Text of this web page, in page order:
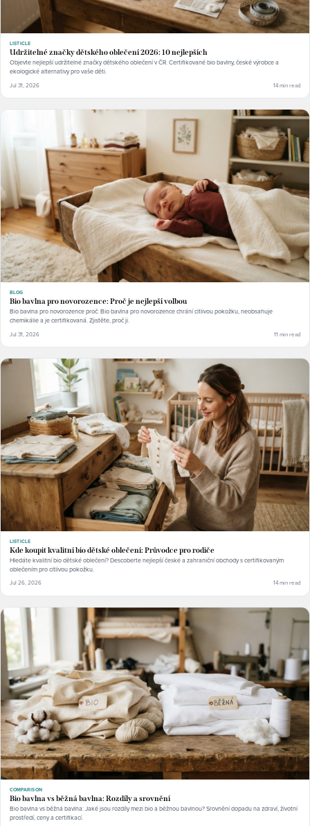
LISTICLE
Udržitelné značky dětského oblečení 2026: 10 nejlepších
Objevte nejlepší udržitelné značky dětského oblečení v ČR. Certifikované bio bavlny, české výrobce a
ekologické alternativy pro vaše děti.
Jul 31, 2026 14 min read
BLOG
Bio bavlna pro novorozence: Proč je nejlepší volbou
Bio bavlna pro novorozence proč: Bio bavlna pro novorozence chrání citlivou pokožku, neobsahuje
chemikálie a je certifikovaná. Zjistěte, proč ji.
Jul 31, 2026 11 min read
LISTICLE
Kde koupit kvalitní bio dětské oblečení: Průvodce pro rodiče
Hledáte kvalitní bio dětské oblečení? Descoberte nejlepší české a zahraniční obchody s certifikovaným
oblečením pro citlivou pokožku.
Jul 26, 2026 14 min read
COMPARISON
Bio bavlna vs běžná bavlna: Rozdíly a srovnění
Bio bavlna vs běžná bavlna: Jaké jsou rozdíly mezi bio a běžnou bavlnou? Srovnění dopadu na zdraví, životní
prostředí, ceny a certifikací.